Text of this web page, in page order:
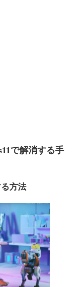
で解消する手
方法